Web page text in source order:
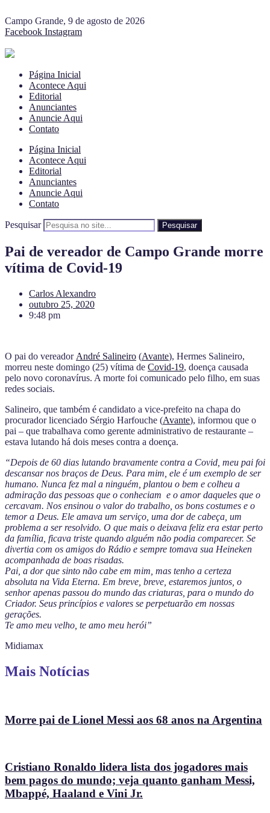
Campo Grande, 9 de agosto de 2026
Facebook Instagram
Página Inicial
Acontece Aqui
Editorial
Anunciantes
Anuncie Aqui
Contato
Página Inicial
Acontece Aqui
Editorial
Anunciantes
Anuncie Aqui
Contato
Pesquisar Pesquisar
Pai de vereador de Campo Grande morre
vítima de Covid-19
Carlos Alexandro
outubro 25, 2020
9:48 pm
O pai do vereador André Salineiro (Avante), Hermes Salineiro,
morreu neste domingo (25) vítima de Covid-19, doença causada
pelo novo coronavírus. A morte foi comunicado pelo filho, em suas
redes sociais.
Salineiro, que também é candidato a vice-prefeito na chapa do
procurador licenciado Sérgio Harfouche (Avante), informou que o
pai – que trabalhava como gerente administrativo de restaurante –
estava lutando há dois meses contra a doença.
“Depois de 60 dias lutando bravamente contra a Covid, meu pai foi
descansar nos braços de Deus. Para mim, ele é um exemplo de ser
humano. Nunca fez mal a ninguém, plantou o bem e colheu a
admiração das pessoas que o conheciam e o amor daqueles que o
cercavam. Nos ensinou o valor do trabalho, os bons costumes e o
temor a Deus. Ele amava um serviço, uma dor de cabeça, um
problema a ser resolvido. O que mais o deixava feliz era estar perto
da família, ficava triste quando alguém não podia comparecer. Se
divertia com os amigos do Rádio e sempre tomava sua Heineken
acompanhada de boas risadas.
Pai, a dor que sinto não cabe em mim, mas tenho a certeza
absoluta na Vida Eterna. Em breve, breve, estaremos juntos, o
senhor apenas passou do mundo das criaturas, para o mundo do
Criador. Seus princípios e valores se perpetuarão em nossas
gerações.
Te amo meu velho, te amo meu herói”
Midiamax
Mais Notícias
Morre pai de Lionel Messi aos 68 anos na Argentina
Cristiano Ronaldo lidera lista dos jogadores mais
bem pagos do mundo; veja quanto ganham Messi,
Mbappé, Haaland e Vini Jr.